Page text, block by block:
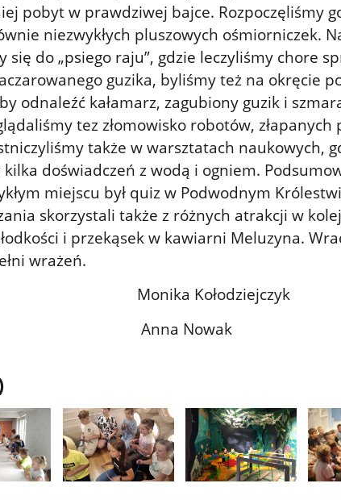
pobyt w prawdziwej bajce. Rozpoczęliśmy
niezwykłych pluszowych ośmiorniczek.
się do „psiego raju”, gdzie leczyliśmy chore
guzika, byliśmy też na okręcie
odnaleźć kałamarz, zagubiony guzik i
tez złomowisko robotów, złapanych
także w warsztatach naukowych,
doświadczeń z wodą i ogniem.
miejscu był quiz w Podwodnym
skorzystali także z różnych atrakcji w
i przekąsek w kawiarni Meluzyna.
wrażeń.
Kołodziejczyk
Nowak